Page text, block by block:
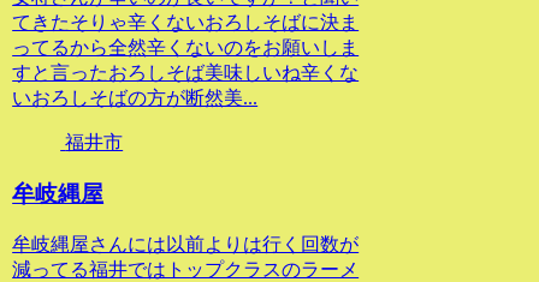
てきたそりゃ辛くないおろしそばに決ま
ってるから全然辛くないのをお願いしま
すと言ったおろしそば美味しいね辛くな
いおろしそばの方が断然美...
福井市
牟岐縄屋
牟岐縄屋さんには以前よりは行く回数が
減ってる福井ではトップクラスのラーメ